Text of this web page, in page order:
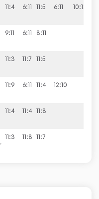
11:4 6:11 11:5 6:11 10:12
9:11 6:11 8:11
11:3 11:7 11:5
11:9 6:11 11:4 12:10
11:4 11:4 11:8
11:3 11:8 11:7